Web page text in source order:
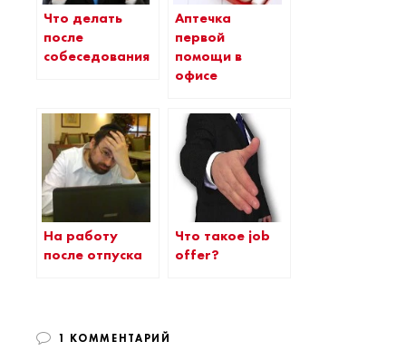
Что делать
после
собеседования
Аптечка
первой
помощи в
офисе
На работу
после отпуска
Что такое job
offer?
1 КОММЕНТАРИЙ